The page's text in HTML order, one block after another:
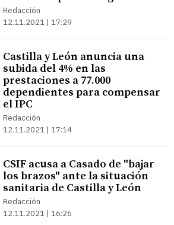
Redacción
12.11.2021 | 17:29
Castilla y León anuncia una
subida del 4% en las
prestaciones a 77.000
dependientes para compensar
el IPC
Redacción
12.11.2021 | 17:14
CSIF acusa a Casado de "bajar
los brazos" ante la situación
sanitaria de Castilla y León
Redacción
12.11.2021 | 16:26